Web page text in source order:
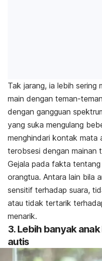
Tak jarang, ia lebih sering
main dengan teman-
dengan gangguan
yang suka mengulang
menghindari kontak mata
terobsesi dengan mainan
Gejala pada fakta
orangtua. Antara lain bila
sensitif terhadap suara,
atau tidak tertarik
menarik.
3. Lebih banyak
autis